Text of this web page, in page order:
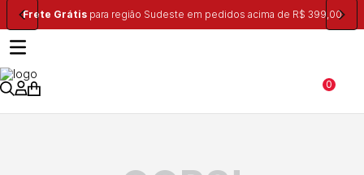
Frete Grátispara região Sudeste em pedidos acima de R$ 399,00
0